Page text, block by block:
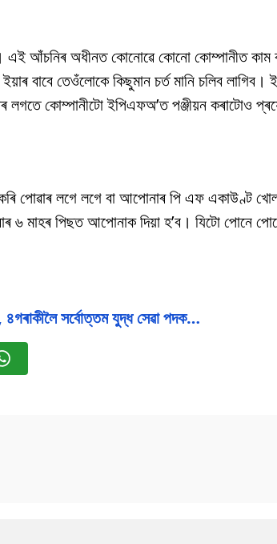
আঁচনিৰ অধীনত কোনোৱে কোনো কোম্পানীত কাম
বাবে তেওঁলোকে কিছুমান চৰ্ত মানি চলিব লাগিব।
লগতে কোম্পানীটো ইপিএফঅ’ত পঞ্জীয়ন কৰাটোও
পোৱাৰ লগে লগে বা আপোনাৰ পি এফ একাউণ্ট
৬ মাহৰ পিছত আপোনাক দিয়া হ’ব। যিটো পোনে
৪গৰাকীলৈ সৰ্বোত্তম যুদ্ধ সেৱা পদক…